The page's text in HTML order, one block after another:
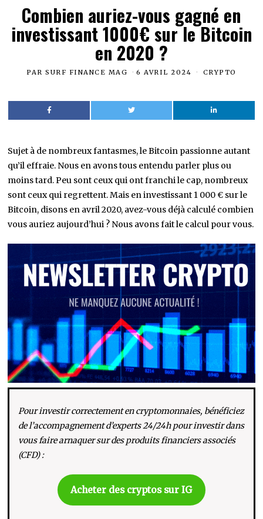
Combien auriez-vous gagné en
investissant 1000€ sur le Bitcoin
en 2020 ?
PARSURF FINANCE MAG 6 AVRIL 2024 CRYPTO
Sujet à de nombreux fantasmes, le Bitcoin passionne autant
qu’il effraie. Nous en avons tous entendu parler plus ou
moins tard. Peu sont ceux qui ont franchi le cap, nombreux
sont ceux qui regrettent. Mais en investissant 1 000 € sur le
Bitcoin, disons en avril 2020, avez-vous déjà calculé combien
vous auriez aujourd’hui ? Nous avons fait le calcul pour vous.
Pour investir correctement en cryptomonnaies, bénéficiez
de l’accompagnement d’experts 24/24h pour investir dans
vous faire arnaquer sur des produits financiers associés
(CFD) :
Acheter des cryptos sur IG